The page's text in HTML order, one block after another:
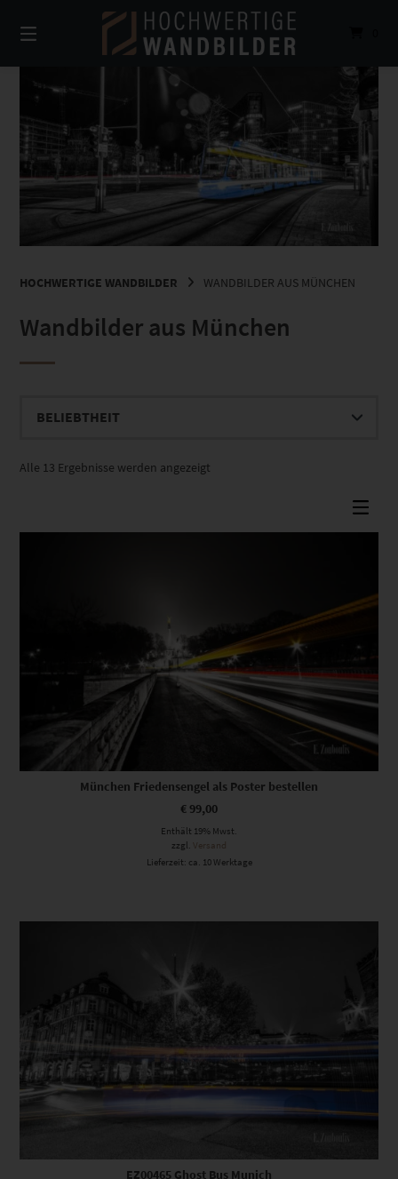
zum
Inhalt
HOCHWERTIGE WANDBILDER WANDBILDER AUS MÜNCHEN
Wandbilder aus München
Alle 13 Ergebnisse werden angezeigt
München Friedensengel als Poster bestellen
€ 99,00
Enthält 19% Mwst.
zzgl. Versand
Lieferzeit: ca. 10 Werktage
Dieses Produkt weist mehrere Varianten auf. Die Optionen können auf der Produktseite gewählt werden
EZ00465 Ghost Bus Munich